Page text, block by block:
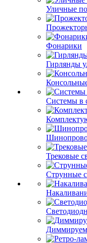
Уличные
Фонарики
Гирлянды
Системы в
Трековые
Струнные